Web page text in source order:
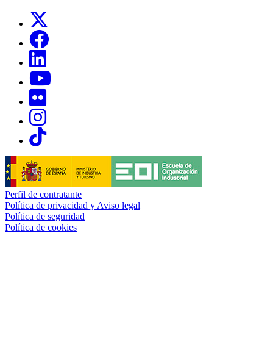
Links, Opens in this window
Links, Opens in this window
Links, Opens in this window
Links, Opens in this window
Links, Opens in this window
Perfil de contratante
Política de privacidad y Aviso legal
Política de seguridad
Política de cookies